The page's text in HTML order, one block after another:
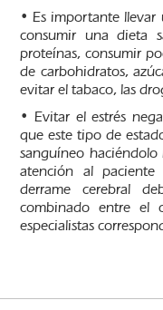
• Es importante
consumir una dieta
proteínas, consumir
de carbohidratos,
evitar el tabaco, las
• Evitar el estrés
que este tipo de
sanguíneo haciéndolo
atención al
derrame cerebral
combinado entre el
especialistas